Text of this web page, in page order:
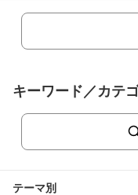
キーワード／カテ
テーマ別